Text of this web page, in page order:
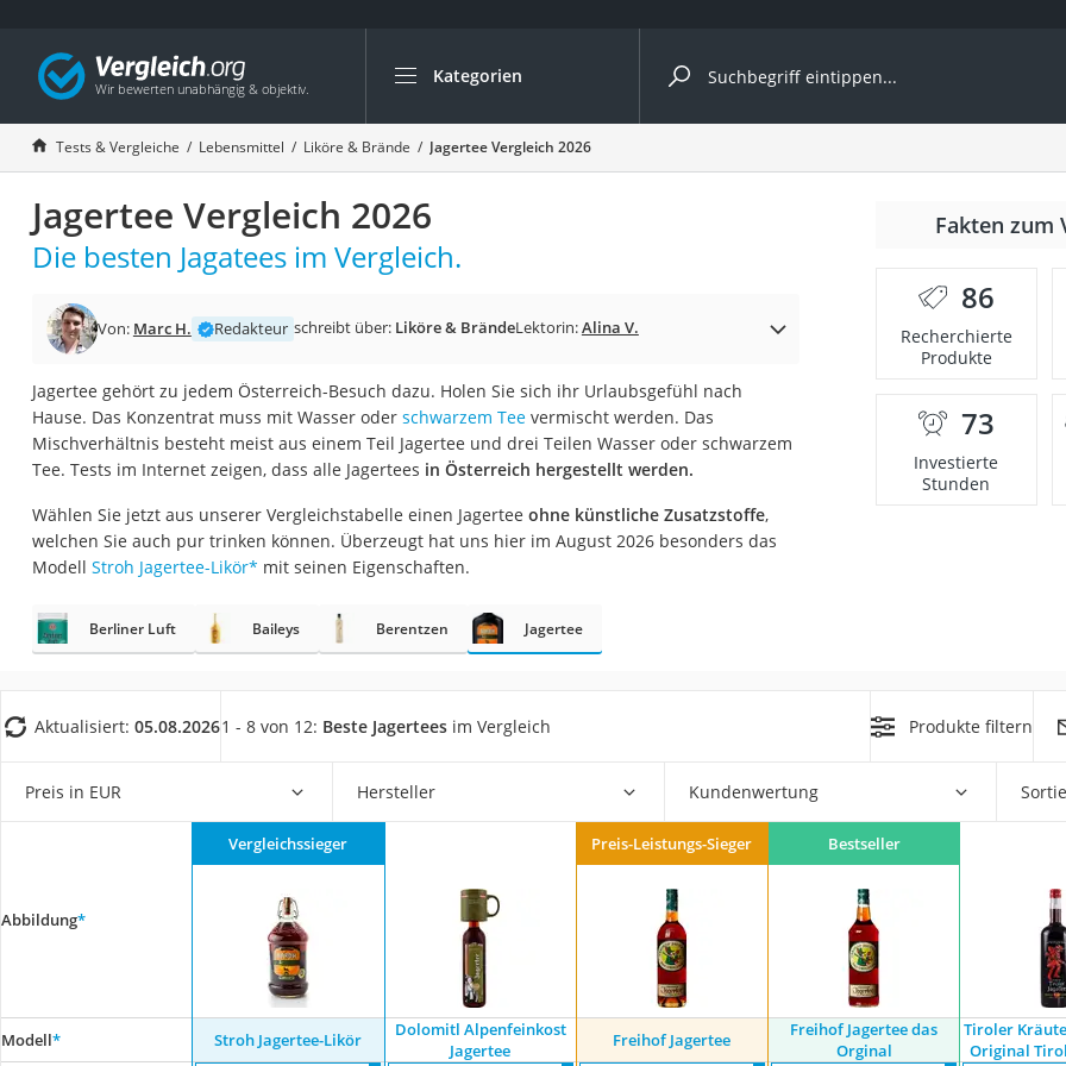
Kategorien
Die beliebtesten Vergleiche nach Kategorie
Lebensmittel
Schwarzkümmelöl
Knäckebrot
Schwarzkümmelöl-Kapseln
Manukahonig
Eiklar
Balsamico-Essig
Schwarzkümmelöl bio
Sardinen
Honig
Gemüsebrühe
Irischer Whiskey
Sojasauce
MCT-Öl
Trüffelöl
Müsli ohne Zuckerzusatz
Tests & Vergleiche Lebensmittel Liköre & Brände Jagertee Vergleich 2026
Jagertee Vergleich 2026
Die besten Jagatees im Vergleich.
Von: Marc H. Redakteur schreibt über: Liköre & BrändeLektorin:Alina V.
Jagertee gehört zu jedem Österreich-Besuch dazu. Holen Sie sich ihr Urlaubsgefühl nach
Hause. Das Konzentrat muss mit Wasser oder schwarzem Teevermischt werden. Das
Mischverhältnis besteht meist aus einem Teil Jagertee und drei Teilen Wasser oder schwarzem
Tee. Tests im Internet zeigen, dass alle Jagertees in Österreich hergestellt werden.
Wählen Sie jetzt aus unserer Vergleichstabelle einen Jagertee ohne künstliche Zusatzstoffe,
welchen Sie auch pur trinken können. Überzeugt hat uns hier im August 2026 besonders das
Modell Stroh Jagertee-Likör* mit seinen Eigenschaften.
Fakten zum
86
Recherchierte
Produkte
73
Investierte
Stunden
Berliner Luft Baileys Berentzen Jagertee
Aktualisiert: 05.08.20261 - 8 von 12: Beste Jagertees im Vergleich Produkte filtern
Preis in EUR Hersteller Kundenwertung
Abbildung*
Vergleichssieger Preis-Leistungs-Sieger Bestseller
Modell* Stroh Jagertee-Likör
Dolomitl Alpenfeinkost
Jagertee
Freihof Jagertee
Freihof Jagertee das
Orginal
Tiroler
Original